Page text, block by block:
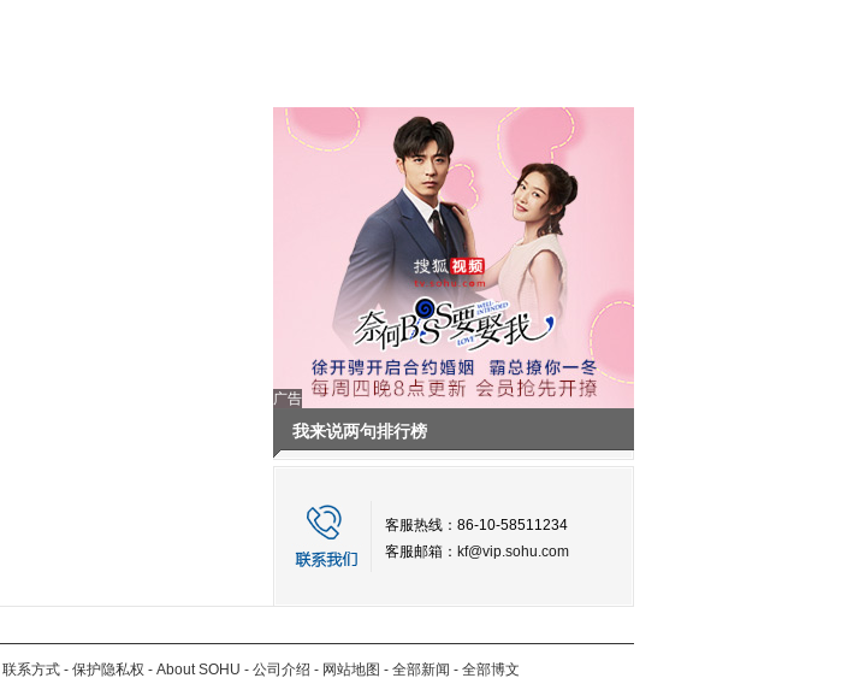
广告
我来说两句排行榜
客服热线：86-10-58511234
客服邮箱： kf@vip.sohu.com
联系方式 - 保护隐私权 - About SOHU - 公司介绍 - 网站地图 - 全部新闻 - 全部博文